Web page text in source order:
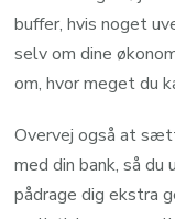
buffer, hvis noget
selv om dine
om, hvor meget du
Overvej også at
med din bank, så
pådrage dig ekstra